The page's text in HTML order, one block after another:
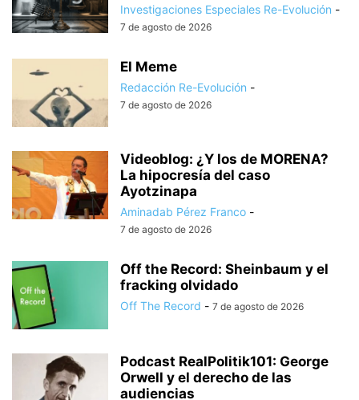
Investigaciones Especiales Re-Evolución -
7 de agosto de 2026
El Meme
Redacción Re-Evolución -
7 de agosto de 2026
Videoblog: ¿Y los de MORENA?
La hipocresía del caso
Ayotzinapa
Aminadab Pérez Franco -
7 de agosto de 2026
Off the Record: Sheinbaum y el
fracking olvidado
Off The Record - 7 de agosto de 2026
Podcast RealPolitik101: George
Orwell y el derecho de las
audiencias